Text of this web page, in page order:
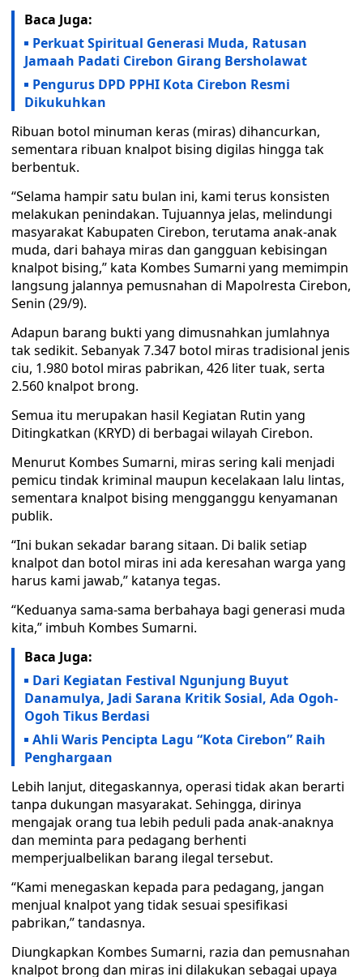
Baca Juga:
Perkuat Spiritual Generasi Muda, Ratusan
Jamaah Padati Cirebon Girang Bersholawat
Pengurus DPD PPHI Kota Cirebon Resmi
Dikukuhkan
Ribuan botol minuman keras (miras) dihancurkan,
sementara ribuan knalpot bising digilas hingga tak
berbentuk.
“Selama hampir satu bulan ini, kami terus konsisten
melakukan penindakan. Tujuannya jelas, melindungi
masyarakat Kabupaten Cirebon, terutama anak-anak
muda, dari bahaya miras dan gangguan kebisingan
knalpot bising,” kata Kombes Sumarni yang memimpin
langsung jalannya pemusnahan di Mapolresta Cirebon,
Senin (29/9).
Adapun barang bukti yang dimusnahkan jumlahnya
tak sedikit. Sebanyak 7.347 botol miras tradisional jenis
ciu, 1.980 botol miras pabrikan, 426 liter tuak, serta
2.560 knalpot brong.
Semua itu merupakan hasil Kegiatan Rutin yang
Ditingkatkan (KRYD) di berbagai wilayah Cirebon.
Menurut Kombes Sumarni, miras sering kali menjadi
pemicu tindak kriminal maupun kecelakaan lalu lintas,
sementara knalpot bising mengganggu kenyamanan
publik.
“Ini bukan sekadar barang sitaan. Di balik setiap
knalpot dan botol miras ini ada keresahan warga yang
harus kami jawab,” katanya tegas.
“Keduanya sama-sama berbahaya bagi generasi muda
kita,” imbuh Kombes Sumarni.
Baca Juga:
Dari Kegiatan Festival Ngunjung Buyut
Danamulya, Jadi Sarana Kritik Sosial, Ada Ogoh-
Ogoh Tikus Berdasi
Ahli Waris Pencipta Lagu “Kota Cirebon” Raih
Penghargaan
Lebih lanjut, ditegaskannya, operasi tidak akan berarti
tanpa dukungan masyarakat. Sehingga, dirinya
mengajak orang tua lebih peduli pada anak-anaknya
dan meminta para pedagang berhenti
memperjualbelikan barang ilegal tersebut.
“Kami menegaskan kepada para pedagang, jangan
menjual knalpot yang tidak sesuai spesifikasi
pabrikan,” tandasnya.
Diungkapkan Kombes Sumarni, razia dan pemusnahan
knalpot brong dan miras ini dilakukan sebagai upaya